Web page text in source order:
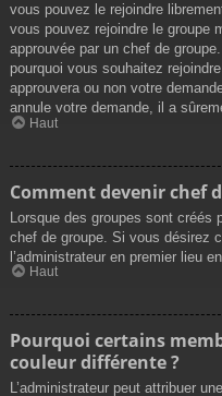
vous pouvez le rejoindre
vous pouvez rejoindre le groupe
approuvée par un chef de
pourquoi vous souhaitez
approuvera ou non votre
annule votre demande, il a
Haut
Comment devenir chef
Lorsque des groupes sont créés
chef de groupe. Si vous désirez
l’administrateur en premier lieu
Haut
Pourquoi certains
couleur différente ?
L’administrateur peut attribuer